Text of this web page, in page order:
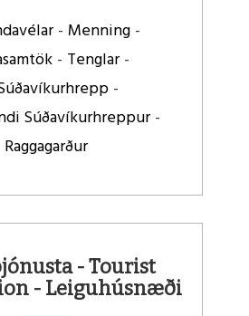
Menning
Tenglar
Súðavíkurhreppur
Raggagarður
- Tourist
- Leiguhúsnæði